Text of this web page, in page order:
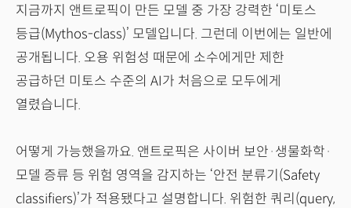
지금까지 앤트로픽이 만든 모델 중 가장 강력한 ‘미토스
등급(Mythos-class)’ 모델입니다. 그런데 이번에는 일반에
공개됩니다. 오용 위험성 때문에 소수에게만 제한
공급하던 미토스 수준의 AI가 처음으로 모두에게
열렸습니다.
어떻게 가능했을까요. 앤트로픽은 사이버 보안·생물화학·
모델 증류 등 위험 영역을 감지하는 ‘안전 분류기(Safety
classifiers)’가 적용됐다고 설명합니다. 위험한 쿼리(query,